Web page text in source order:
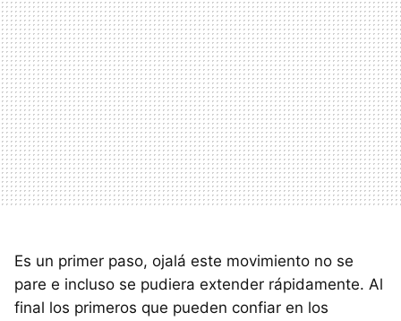
Es un primer paso, ojalá este movimiento no se
pare e incluso se pudiera extender rápidamente. Al
final los primeros que pueden confiar en los